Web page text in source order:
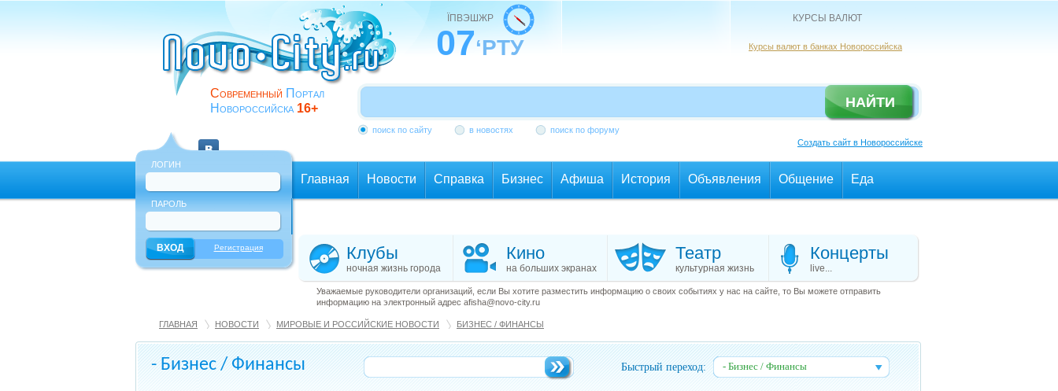
Современный Портал
Новороссийска 16+
ЇПВЭШЖР
07‘РТУ
КУРСЫ ВАЛЮТ
Курсы валют в банках Новороссийска
поиск по сайту в новостях
поиск по форуму
Создать сайт в Новороссийске
ЛОГИН
ПАРОЛЬ
Регистрация
Главная Новости Справка Бизнес Афиша История Объявления Общение Еда
Клубы
ночная жизнь города
Кино
на больших экранах
Театр
культурная жизнь
Концерты
live...
Уважаемые руководители организаций, если Вы хотите разместить информацию о своих событиях у нас на сайте, то Вы можете отправить
информацию на электронный адрес afisha@novo-city.ru
ГЛАВНАЯ НОВОСТИ МИРОВЫЕ И РОССИЙСКИЕ НОВОСТИ БИЗНЕС / ФИНАНСЫ
- Бизнес / Финансы Быстрый переход: - Бизнес / Финансы